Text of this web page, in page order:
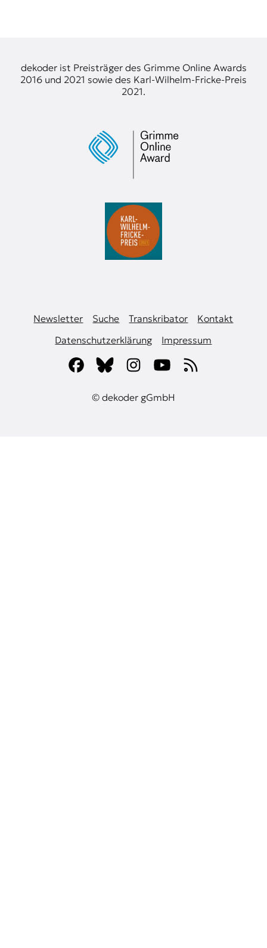
dekoder ist Preisträger des Grimme Online Awards
2016 und 2021 sowie des Karl-Wilhelm-Fricke-Preis
2021.
Newsletter Suche Transkribator
Kontakt
Datenschutzerklärung
Impressum
© dekoder gGmbH